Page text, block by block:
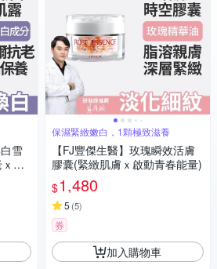
雪
美
保濕緊緻嫩白，1顆極致滋養
【FJ豐傑生醫】玫瑰瞬效活膚
膠囊(緊緻肌膚ｘ啟動青春能量)
$1,480
5 (5)
券
加入購物車